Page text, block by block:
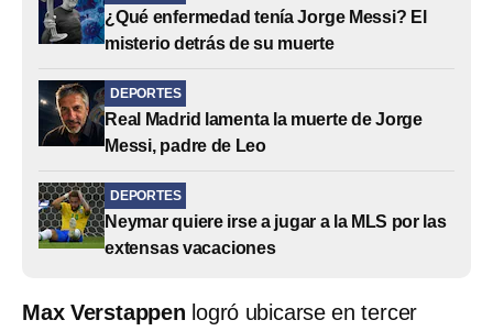
¿Qué enfermedad tenía Jorge Messi? El
misterio detrás de su muerte
DEPORTES
Real Madrid lamenta la muerte de Jorge
Messi, padre de Leo
DEPORTES
Neymar quiere irse a jugar a la MLS por las
extensas vacaciones
Max Verstappen logró ubicarse en tercer